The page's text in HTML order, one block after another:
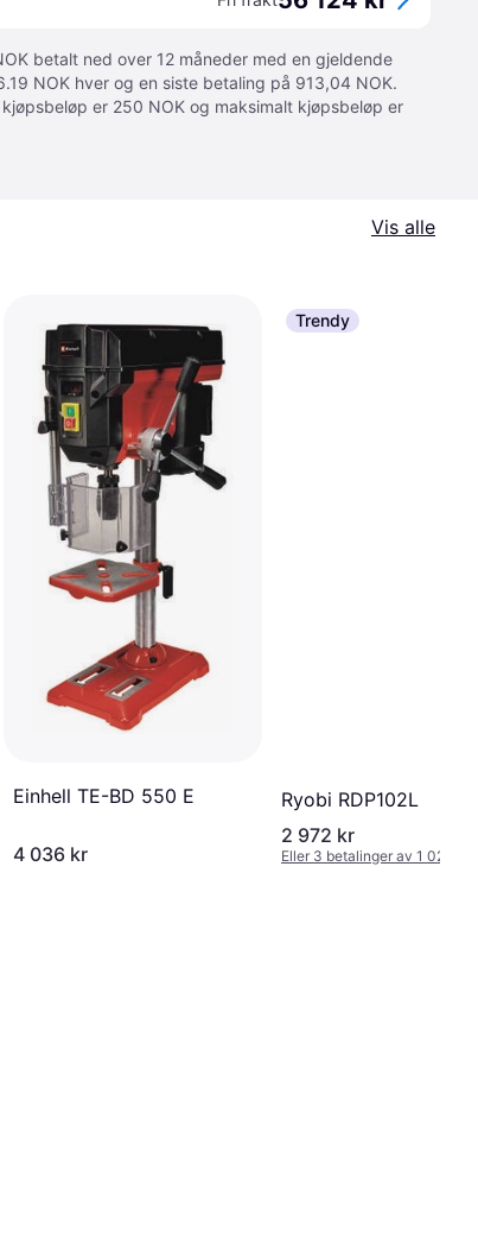
betalt ned over 12 måneder med en gjeldende
NOK hver og en siste betaling på 913,04 NOK.
er 250 NOK og maksimalt kjøpsbeløp er
Vis alle
Einhell TE-BD 550 E
4 036 kr
Trendy
Ryobi RDP102L
2 972 kr
Eller 3 betalinger av 1 024 kr